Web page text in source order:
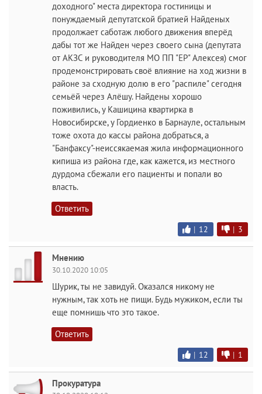
доходного" места директора гостиницы и
понуждаемый депутатской братией Найденых
продолжает саботаж любого движения вперёд
дабы тот же Найден через своего сына (депутата
от АКЗС и руководителя МО ПП "ЕР" Алексея) смог
продемонстрировать своё влияние на ход жизни в
районе за сходную долю в его "распиле" сегодня
семьёй через Алёшу. Найдены хорошо
поживились, у Кашицина квартирка в
Новосибирске, у Гордиенко в Барнауле, остальным
тоже охота до кассы района добраться, а
"Банфаксу"-неиссякаемая жила информационного
кипиша из района где, как кажется, из местного
дурдома сбежали его пациенты и попали во
власть.
Ответить
| 12 | 3
Мнению
30.10.2020 10:05
Шурик, ты не завидуй. Оказался никому не
нужным, так хоть не пищи. Будь мужиком, если ты
еще помнишь что это такое.
Ответить
| 12 | 1
Прокуратура